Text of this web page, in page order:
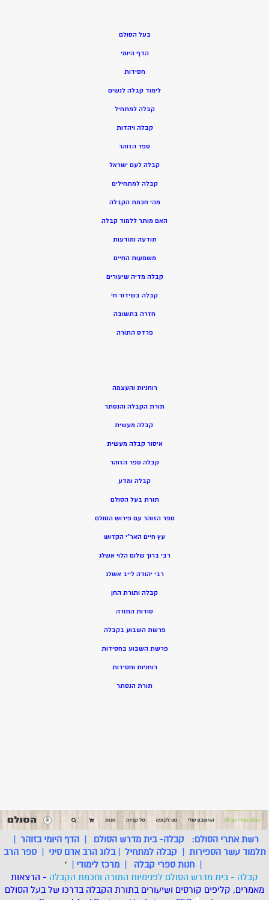
בעל הסולם
הדף היומי
חסידות
לימוד קבלה לנשים
קבלה למתחיל
קבלה ויהדות
ספר הזוהר
קבלה לעם ישראל
קבלה למתחילים
מהי חכמת הקבלה
האם מותר ללמוד קבלה
תודעה ומודעות
משמעות החיים
קבלה מדיה שיעורים
קבלה בשידור חי
חזרה בתשובה
פרדס התורה
רוחניות והעצמה
תורת הקבלה והנסתר
קבלה מעשית
איסור קבלה מעשית
קבלה ספר הזוהר
קבלה ומדע
תורת בעל הסולם
ספר הזוהר עם פירוש הסולם
עץ חיים האר”י הקדוש
רבי ברוך שלום הלוי אשלג
רבי יהודה לייב אשלג
קבלה ותורת החן
סודות התורה
פרשת השבוע בקבלה
פרשת השבוע בחסידות
רוחניות וחסידות
תורת הנסתר
רשת אתרי הסולם: קבלה- בית מדרש הסולם |הדף היומי בזוהר |
תלמוד עשר הספירות | קבלה למתחיל |בלוג הרב אדם סיני |ספר הרב
| חנות ספרי קבלה | מרכז לימודי |
'
קבלה - בית מדרש הסולם לפנימיות התורה וחכמת הקבלה - הרצאות
מאמרים, קליפים קורסים ושיעורים בתורת הקבלה בדרכו של בעל הסולם